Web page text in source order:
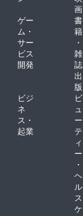
画
ゲー
ム・
サー
ビス
開発
書
籍
・
雑
誌
出
版
ビジ
ネ
ス・
起業
ビ
ュ
ー
テ
ィ
ー
・
ヘ
ル
ス
ケ